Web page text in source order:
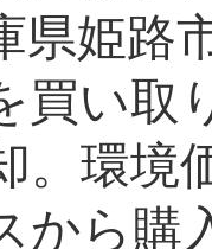
県姫路
買い取
。環境
から購